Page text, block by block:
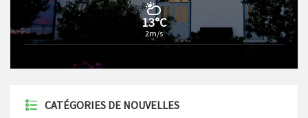
13°C
2m/s
CATÉGORIES DE NOUVELLES